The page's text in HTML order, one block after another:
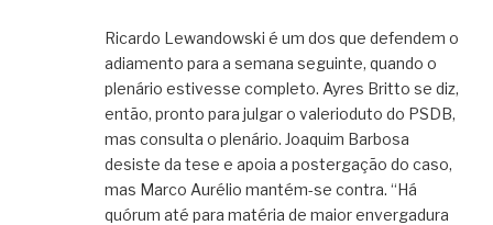
Ricardo Lewandowski é um dos que defendem o
adiamento para a semana seguinte, quando o
plenário estivesse completo. Ayres Britto se diz,
então, pronto para julgar o valerioduto do PSDB,
mas consulta o plenário. Joaquim Barbosa
desiste da tese e apoia a postergação do caso,
mas Marco Aurélio mantém-se contra. “Há
quórum até para matéria de maior envergadura